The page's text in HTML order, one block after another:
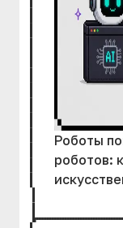
Роботы
роботов:
новую